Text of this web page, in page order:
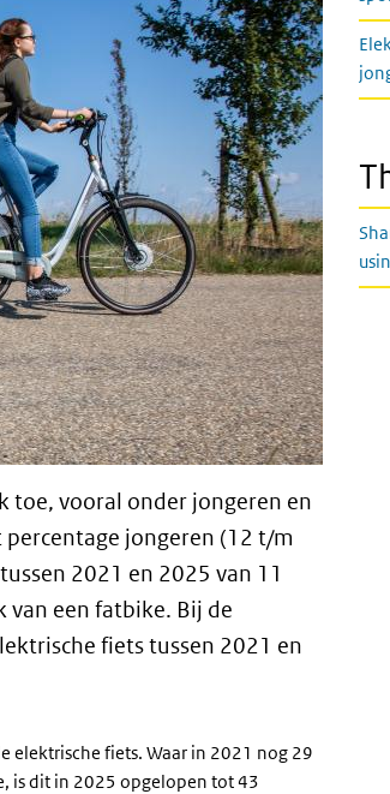
toe, vooral onder jongeren en
jongeren (12 t/m
2021 en 2025 van 11
van een fatbike. Bij de
fiets tussen 2021 en
elektrische fiets. Waar in 2021 nog 29
is dit in 2025 opgelopen tot 43